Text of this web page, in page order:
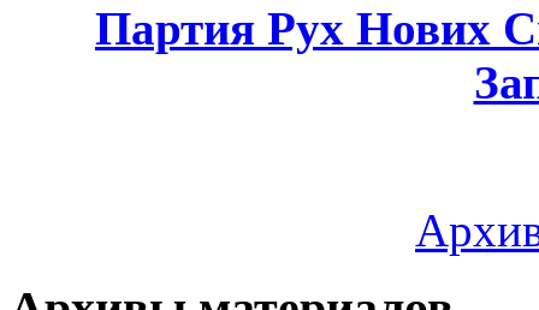
Партия Рух Нових